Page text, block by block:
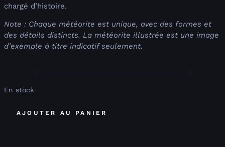
chargé d’histoire.
Note : Chaque météorite est unique, avec des formes et
des détails distincts. La météorite illustrée est une image
d’exemple à titre indicatif seulement.
En stock
AJOUTER AU PANIER